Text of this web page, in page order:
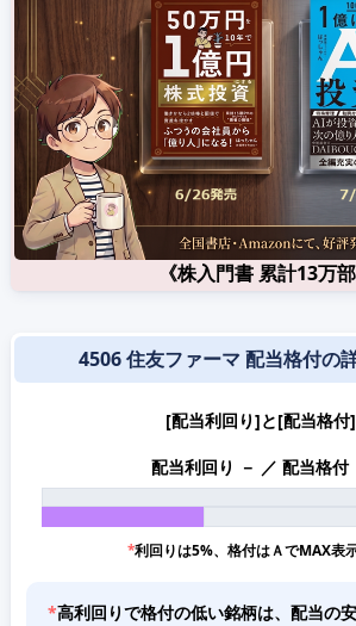
《株入門書 累計13万
4506 住友ファーマ 配当格付の
[配当利回り]と[配当格付
配当利回り － ／ 配当格付
*利回りは5%、格付はＡでMAX表
*高利回りで格付の低い銘柄は、配当の